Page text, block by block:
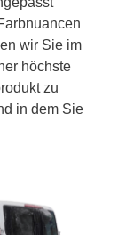
wir Sie im
höchste
zu
in dem Sie